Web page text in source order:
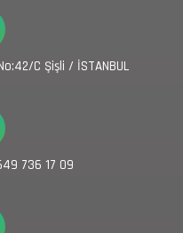
C Şişli / İSTANBUL
736 17 09